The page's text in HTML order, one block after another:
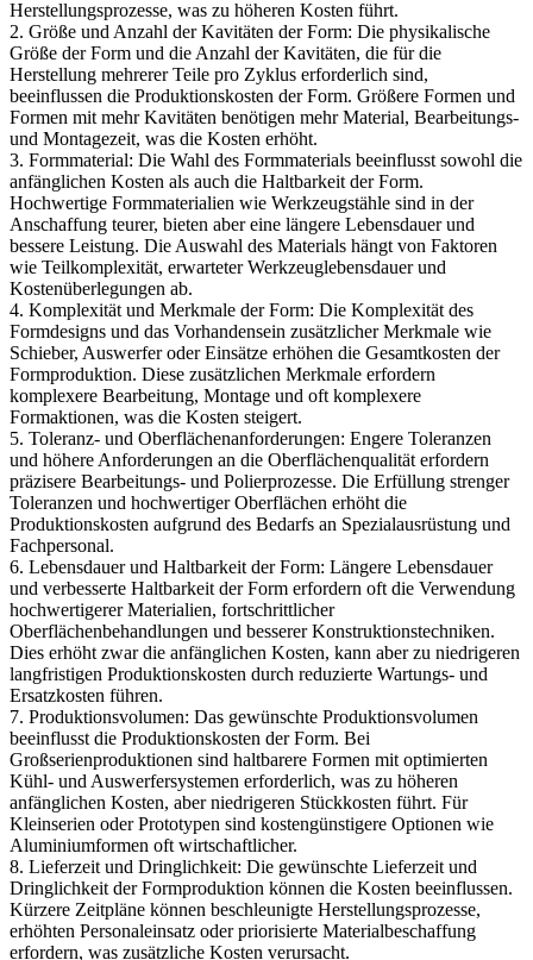
Herstellungsprozesse, was zu höheren Kosten führt.
2. Größe und Anzahl der Kavitäten der Form: Die physikalische
Größe der Form und die Anzahl der Kavitäten, die für die
Herstellung mehrerer Teile pro Zyklus erforderlich sind,
beeinflussen die Produktionskosten der Form. Größere Formen und
Formen mit mehr Kavitäten benötigen mehr Material, Bearbeitungs-
und Montagezeit, was die Kosten erhöht.
3. Formmaterial: Die Wahl des Formmaterials beeinflusst sowohl die
anfänglichen Kosten als auch die Haltbarkeit der Form.
Hochwertige Formmaterialien wie Werkzeugstähle sind in der
Anschaffung teurer, bieten aber eine längere Lebensdauer und
bessere Leistung. Die Auswahl des Materials hängt von Faktoren
wie Teilkomplexität, erwarteter Werkzeuglebensdauer und
Kostenüberlegungen ab.
4. Komplexität und Merkmale der Form: Die Komplexität des
Formdesigns und das Vorhandensein zusätzlicher Merkmale wie
Schieber, Auswerfer oder Einsätze erhöhen die Gesamtkosten der
Formproduktion. Diese zusätzlichen Merkmale erfordern
komplexere Bearbeitung, Montage und oft komplexere
Formaktionen, was die Kosten steigert.
5. Toleranz- und Oberflächenanforderungen: Engere Toleranzen
und höhere Anforderungen an die Oberflächenqualität erfordern
präzisere Bearbeitungs- und Polierprozesse. Die Erfüllung strenger
Toleranzen und hochwertiger Oberflächen erhöht die
Produktionskosten aufgrund des Bedarfs an Spezialausrüstung und
Fachpersonal.
6. Lebensdauer und Haltbarkeit der Form: Längere Lebensdauer
und verbesserte Haltbarkeit der Form erfordern oft die Verwendung
hochwertigerer Materialien, fortschrittlicher
Oberflächenbehandlungen und besserer Konstruktionstechniken.
Dies erhöht zwar die anfänglichen Kosten, kann aber zu niedrigeren
langfristigen Produktionskosten durch reduzierte Wartungs- und
Ersatzkosten führen.
7. Produktionsvolumen: Das gewünschte Produktionsvolumen
beeinflusst die Produktionskosten der Form. Bei
Großserienproduktionen sind haltbarere Formen mit optimierten
Kühl- und Auswerfersystemen erforderlich, was zu höheren
anfänglichen Kosten, aber niedrigeren Stückkosten führt. Für
Kleinserien oder Prototypen sind kostengünstigere Optionen wie
Aluminiumformen oft wirtschaftlicher.
8. Lieferzeit und Dringlichkeit: Die gewünschte Lieferzeit und
Dringlichkeit der Formproduktion können die Kosten beeinflussen.
Kürzere Zeitpläne können beschleunigte Herstellungsprozesse,
erhöhten Personaleinsatz oder priorisierte Materialbeschaffung
erfordern, was zusätzliche Kosten verursacht.